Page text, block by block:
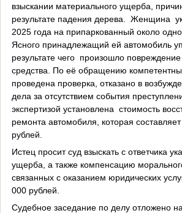
взыскании материального ущерба,
результате падения дерева. Женщина
2025 года на припаркованный около
Ясного принадлежащий ей автомобиль
результате чего произошло повреждение
средства. По её обращению
проведена проверка, отказано в
дела за отсутствием события
экспертизой установлена стоимость
ремонта автомобиля, которая
рублей.
Истец просит суд взыскать с ответчика
ущерба, а также компенсацию
связанных с оказанием юридических
000 рублей.
Судебное заседание по делу отложено